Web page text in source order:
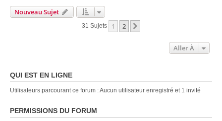
Nouveau Sujet
31 Sujets 1 2
Aller À
QUI EST EN LIGNE
Utilisateurs parcourant ce forum : Aucun utilisateur enregistré et 1 invité
PERMISSIONS DU FORUM